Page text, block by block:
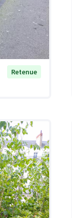
Retenue